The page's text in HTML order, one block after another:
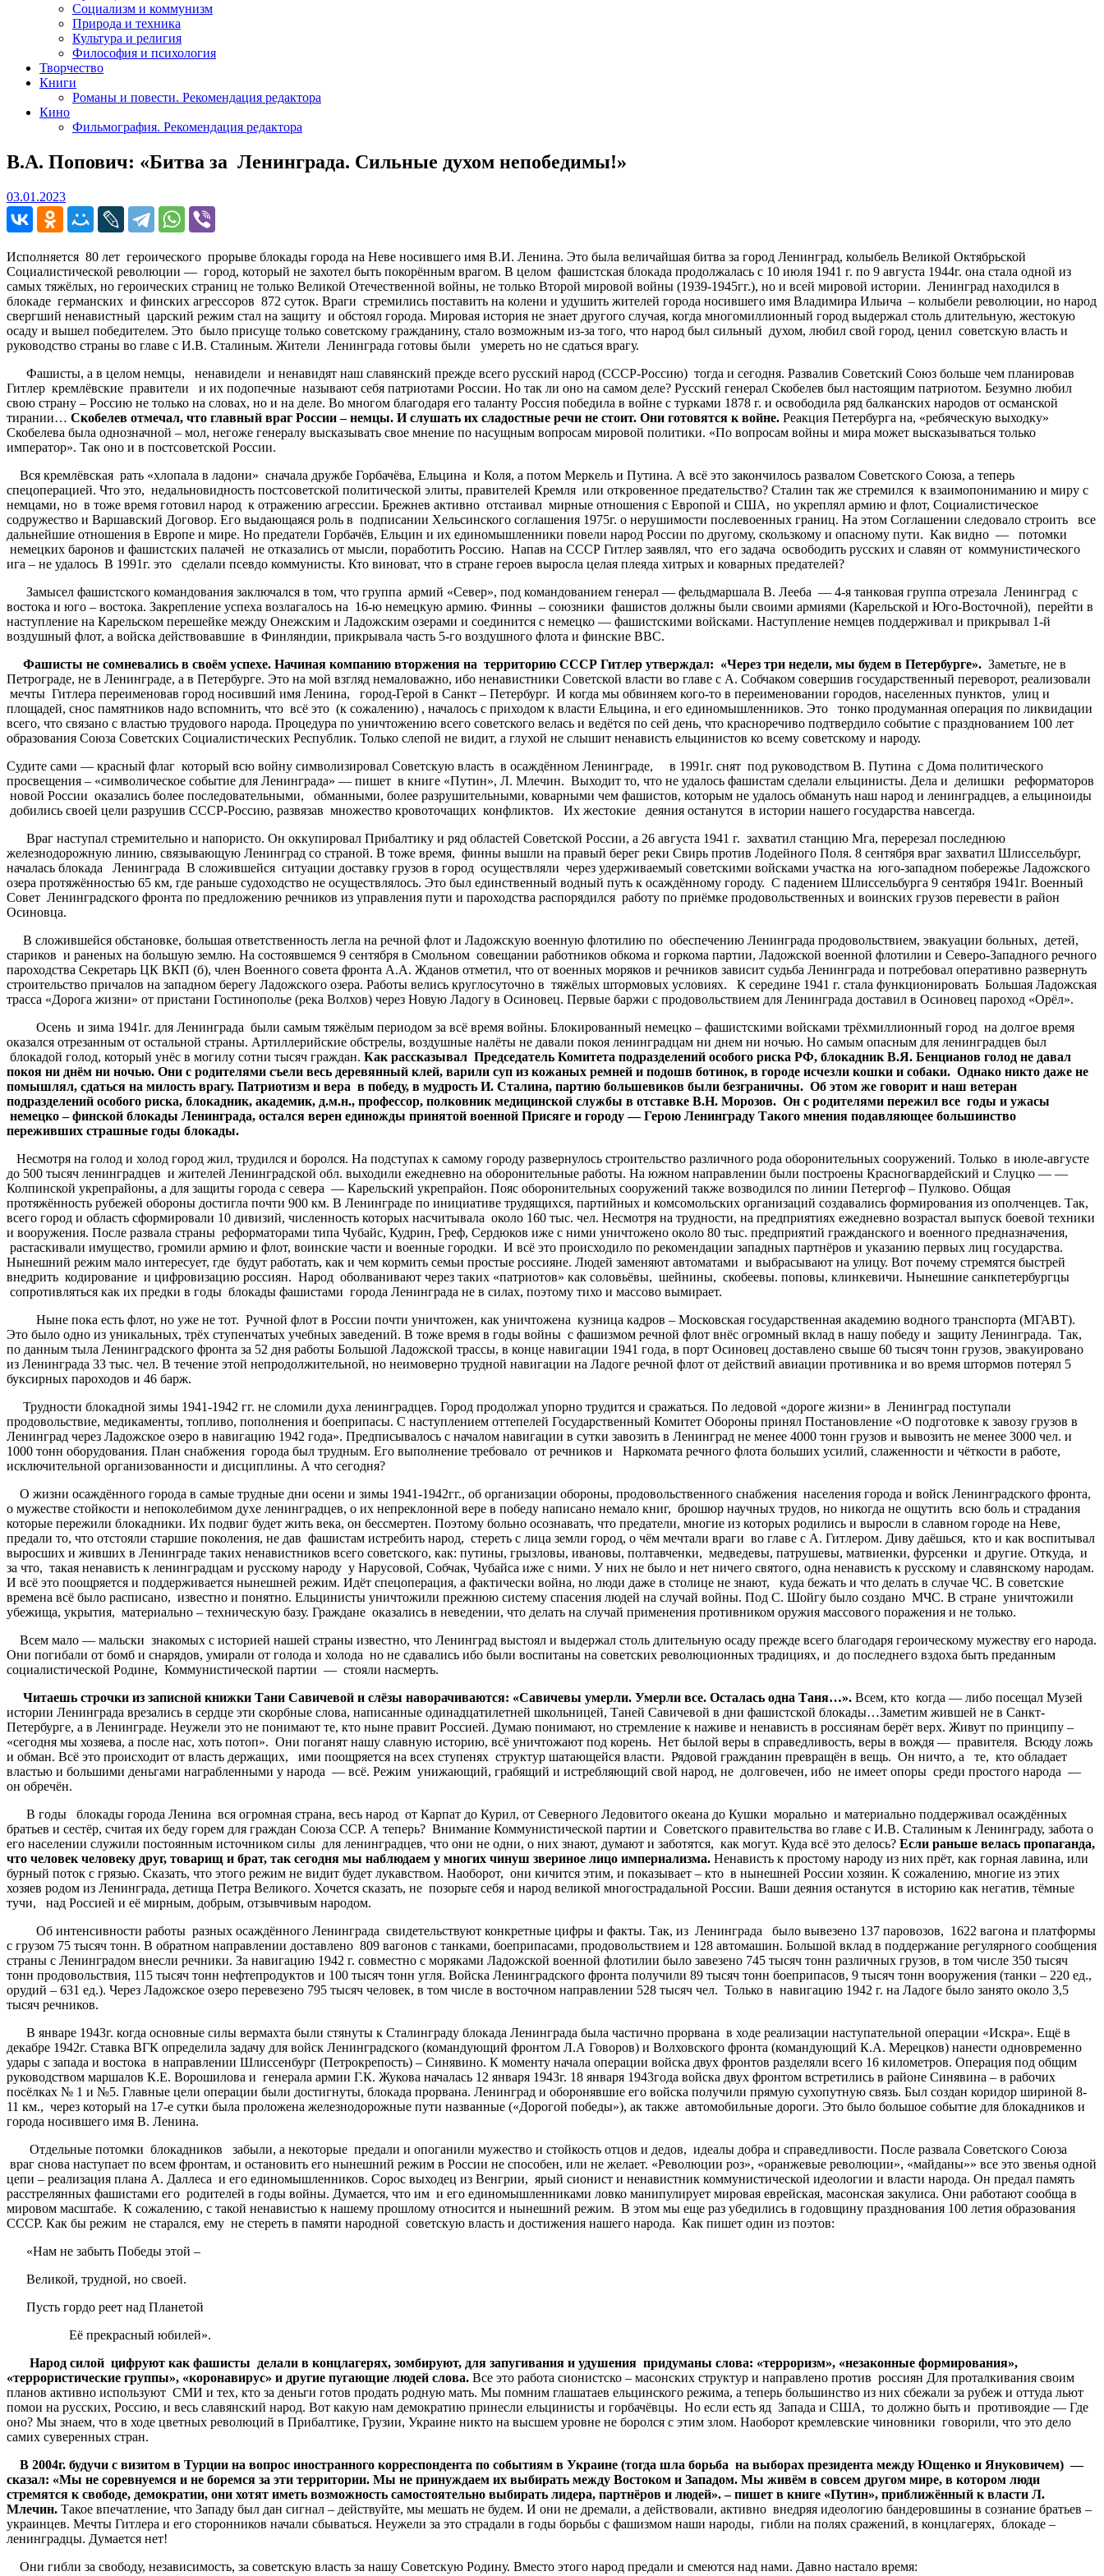
Социализм и коммунизм
Природа и техника
Культура и религия
Философия и психология
Творчество
Книги
Романы и повести. Рекомендация редактора
Кино
Фильмография. Рекомендация редактора
В.А. Попович: «Битва за Ленинграда. Сильные духом непобедимы!»
03.01.202303.01.2023
Исполняется 80 лет героического прорыве блокады города на Неве носившего имя В.И. Ленина. Это была величайшая битва за город Ленинград, колыбель Великой Октябрьской
Социалистической революции — город, который не захотел быть покорённым врагом. В целом фашистская блокада продолжалась с 10 июля 1941 г. по 9 августа 1944г. она стала одной из
самых тяжёлых, но героических страниц не только Великой Отечественной войны, не только Второй мировой войны (1939-1945гг.), но и всей мировой истории. Ленинград находился в
блокаде германских и финских агрессоров 872 суток. Враги стремились поставить на колени и удушить жителей города носившего имя Владимира Ильича – колыбели революции, но народ
свергший ненавистный царский режим стал на защиту и обстоял города. Мировая история не знает другого случая, когда многомиллионный город выдержал столь длительную, жестокую
осаду и вышел победителем. Это было присуще только советскому гражданину, стало возможным из-за того, что народ был сильный духом, любил свой город, ценил советскую власть и
руководство страны во главе с И.В. Сталиным. Жители Ленинграда готовы были умереть но не сдаться врагу.
Фашисты, а в целом немцы, ненавидели и ненавидят наш славянский прежде всего русский народ (СССР-Россию) тогда и сегодня. Развалив Советский Союз больше чем планировав
Гитлер кремлёвские правители и их подопечные называют себя патриотами России. Но так ли оно на самом деле? Русский генерал Скобелев был настоящим патриотом. Безумно любил
свою страну – Россию не только на словах, но и на деле. Во многом благодаря его таланту Россия победила в войне с турками 1878 г. и освободила ряд балканских народов от османской
тирании… Скобелев отмечал, что главный враг России – немцы. И слушать их сладостные речи не стоит. Они готовятся к войне. Реакция Петербурга на, «ребяческую выходку»
Скобелева была однозначной – мол, негоже генералу высказывать свое мнение по насущным вопросам мировой политики. «По вопросам войны и мира может высказываться только
император». Так оно и в постсоветской России.
Вся кремлёвская рать «хлопала в ладони» сначала дружбе Горбачёва, Ельцина и Коля, а потом Меркель и Путина. А всё это закончилось развалом Советского Союза, а теперь
спецоперацией. Что это, недальновидность постсоветской политической элиты, правителей Кремля или откровенное предательство? Сталин так же стремился к взаимопониманию и миру с
немцами, но в тоже время готовил народ к отражению агрессии. Брежнев активно отстаивал мирные отношения с Европой и США, но укреплял армию и флот, Социалистическое
содружество и Варшавский Договор. Его выдающаяся роль в подписании Хельсинского соглашения 1975г. о нерушимости послевоенных границ. На этом Соглашении следовало строить все
дальнейшие отношения в Европе и мире. Но предатели Горбачёв, Ельцин и их единомышленники повели народ России по другому, скользкому и опасному пути. Как видно — потомки
немецких баронов и фашистских палачей не отказались от мысли, поработить Россию. Напав на СССР Гитлер заявлял, что его задача освободить русских и славян от коммунистического
ига – не удалось В 1991г. это сделали псевдо коммунисты. Кто виноват, что в стране героев выросла целая плеяда хитрых и коварных предателей?
Замысел фашистского командования заключался в том, что группа армий «Север», под командованием генерал — фельдмаршала В. Лееба — 4-я танковая группа отрезала Ленинград с
востока и юго – востока. Закрепление успеха возлагалось на 16-ю немецкую армию. Финны – союзники фашистов должны были своими армиями (Карельской и Юго-Восточной), перейти в
наступление на Карельском перешейке между Онежским и Ладожским озерами и соединится с немецко — фашистскими войсками. Наступление немцев поддерживал и прикрывал 1-й
воздушный флот, а войска действовавшие в Финляндии, прикрывала часть 5-го воздушного флота и финские ВВС.
Фашисты не сомневались в своём успехе. Начиная компанию вторжения на территорию СССР Гитлер утверждал: «Через три недели, мы будем в Петербурге». Заметьте, не в
Петрограде, не в Ленинграде, а в Петербурге. Это на мой взгляд немаловажно, ибо ненавистники Советской власти во главе с А. Собчаком совершив государственный переворот, реализовали
мечты Гитлера переименовав город носивший имя Ленина, город-Герой в Санкт – Петербург. И когда мы обвиняем кого-то в переименовании городов, населенных пунктов, улиц и
площадей, снос памятников надо вспомнить, что всё это (к сожалению) , началось с приходом к власти Ельцина, и его единомышленников. Это тонко продуманная операция по ликвидации
всего, что связано с властью трудового народа. Процедура по уничтожению всего советского велась и ведётся по сей день, что красноречиво подтвердило событие с празднованием 100 лет
образования Союза Советских Социалистических Республик. Только слепой не видит, а глухой не слышит ненависть ельцинистов ко всему советскому и народу.
Судите сами — красный флаг который всю войну символизировал Советскую власть в осаждённом Ленинграде, в 1991г. снят под руководством В. Путина с Дома политического
просвещения – «символическое событие для Ленинграда» — пишет в книге «Путин», Л. Млечин. Выходит то, что не удалось фашистам сделали ельцинисты. Дела и делишки реформаторов
новой России оказались более последовательными, обманными, более разрушительными, коварными чем фашистов, которым не удалось обмануть наш народ и ленинградцев, а ельциноиды
добились своей цели разрушив СССР-Россию, развязав множество кровоточащих конфликтов. Их жестокие деяния останутся в истории нашего государства навсегда.
Враг наступал стремительно и напористо. Он оккупировал Прибалтику и ряд областей Советской России, а 26 августа 1941 г. захватил станцию Мга, перерезал последнюю
железнодорожную линию, связывающую Ленинград со страной. В тоже время, финны вышли на правый берег реки Свирь против Лодейного Поля. 8 сентября враг захватил Шлиссельбург,
началась блокада Ленинграда В сложившейся ситуации доставку грузов в город осуществляли через удерживаемый советскими войсками участка на юго-западном побережье Ладожского
озера протяжённостью 65 км, где раньше судоходство не осуществлялось. Это был единственный водный путь к осаждённому городу. С падением Шлиссельбурга 9 сентября 1941г. Военный
Совет Ленинградского фронта по предложению речников из управления пути и пароходства распорядился работу по приёмке продовольственных и воинских грузов перевести в район
Осиновца.
В сложившейся обстановке, большая ответственность легла на речной флот и Ладожскую военную флотилию по обеспечению Ленинграда продовольствием, эвакуации больных, детей,
стариков и раненых на большую землю. На состоявшемся 9 сентября в Смольном совещании работников обкома и горкома партии, Ладожской военной флотилии и Северо-Западного речного
пароходства Секретарь ЦК ВКП (б), член Военного совета фронта А.А. Жданов отметил, что от военных моряков и речников зависит судьба Ленинграда и потребовал оперативно развернуть
строительство причалов на западном берегу Ладожского озера. Работы велись круглосуточно в тяжёлых штормовых условиях. К середине 1941 г. стала функционировать Большая Ладожская
трасса «Дорога жизни» от пристани Гостинополье (река Волхов) через Новую Ладогу в Осиновец. Первые баржи с продовольствием для Ленинграда доставил в Осиновец пароход «Орёл».
Осень и зима 1941г. для Ленинграда были самым тяжёлым периодом за всё время войны. Блокированный немецко – фашистскими войсками трёхмиллионный город на долгое время
оказался отрезанным от остальной страны. Артиллерийские обстрелы, воздушные налёты не давали покоя ленинградцам ни днем ни ночью. Но самым опасным для ленинградцев был
блокадой голод, который унёс в могилу сотни тысяч граждан. Как рассказывал Председатель Комитета подразделений особого риска РФ, блокадник В.Я. Бенцианов голод не давал
покоя ни днём ни ночью. Они с родителями съели весь деревянный клей, варили суп из кожаных ремней и подошв ботинок, в городе исчезли кошки и собаки. Однако никто даже не
помышлял, сдаться на милость врагу. Патриотизм и вера в победу, в мудрость И. Сталина, партию большевиков были безграничны. Об этом же говорит и наш ветеран
подразделений особого риска, блокадник, академик, д.м.н., профессор, полковник медицинской службы в отставке В.Н. Морозов. Он с родителями пережил все годы и ужасы
немецко – финской блокады Ленинграда, остался верен единожды принятой военной Присяге и городу — Герою Ленинграду Такого мнения подавляющее большинство
переживших страшные годы блокады.
Несмотря на голод и холод город жил, трудился и боролся. На подступах к самому городу развернулось строительство различного рода оборонительных сооружений. Только в июле-августе
до 500 тысяч ленинградцев и жителей Ленинградской обл. выходили ежедневно на оборонительные работы. На южном направлении были построены Красногвардейский и Слуцко — —
Колпинской укрепрайоны, а для защиты города с севера — Карельский укрепрайон. Пояс оборонительных сооружений также возводился по линии Петергоф – Пулково. Общая
протяжённость рубежей обороны достигла почти 900 км. В Ленинграде по инициативе трудящихся, партийных и комсомольских организаций создавались формирования из ополченцев. Так,
всего город и область сформировали 10 дивизий, численность которых насчитывала около 160 тыс. чел. Несмотря на трудности, на предприятиях ежедневно возрастал выпуск боевой техники
и вооружения. После развала страны реформаторами типа Чубайс, Кудрин, Греф, Сердюков иже с ними уничтожено около 80 тыс. предприятий гражданского и военного предназначения,
растаскивали имущество, громили армию и флот, воинские части и военные городки. И всё это происходило по рекомендации западных партнёров и указанию первых лиц государства.
Нынешний режим мало интересует, где будут работать, как и чем кормить семьи простые россияне. Людей заменяют автоматами и выбрасывают на улицу. Вот почему стремятся быстрей
внедрить кодирование и цифровизацию россиян. Народ оболванивают через таких «патриотов» как соловьёвы, шейнины, скобеевы. поповы, клинкевичи. Нынешние санкпетербургцы
сопротивляться как их предки в годы блокады фашистами города Ленинграда не в силах, поэтому тихо и массово вымирает.
Ныне пока есть флот, но уже не тот. Ручной флот в России почти уничтожен, как уничтожена кузница кадров – Московская государственная академию водного транспорта (МГАВТ).
Это было одно из уникальных, трёх ступенчатых учебных заведений. В тоже время в годы войны с фашизмом речной флот внёс огромный вклад в нашу победу и защиту Ленинграда. Так,
по данным тыла Ленинградского фронта за 52 дня работы Большой Ладожской трассы, в конце навигации 1941 года, в порт Осиновец доставлено свыше 60 тысяч тонн грузов, эвакуировано
из Ленинграда 33 тыс. чел. В течение этой непродолжительной, но неимоверно трудной навигации на Ладоге речной флот от действий авиации противника и во время штормов потерял 5
буксирных пароходов и 46 барж.
Трудности блокадной зимы 1941-1942 гг. не сломили духа ленинградцев. Город продолжал упорно трудится и сражаться. По ледовой «дороге жизни» в Ленинград поступали
продовольствие, медикаменты, топливо, пополнения и боеприпасы. С наступлением оттепелей Государственный Комитет Обороны принял Постановление «О подготовке к завозу грузов в
Ленинград через Ладожское озеро в навигацию 1942 года». Предписывалось с началом навигации в сутки завозить в Ленинград не менее 4000 тонн грузов и вывозить не менее 3000 чел. и
1000 тонн оборудования. План снабжения города был трудным. Его выполнение требовало от речников и Наркомата речного флота больших усилий, слаженности и чёткости в работе,
исключительной организованности и дисциплины. А что сегодня?
О жизни осаждённого города в самые трудные дни осени и зимы 1941-1942гг., об организации обороны, продовольственного снабжения населения города и войск Ленинградского фронта,
о мужестве стойкости и непоколебимом духе ленинградцев, о их непреклонной вере в победу написано немало книг, брошюр научных трудов, но никогда не ощутить всю боль и страдания
которые пережили блокадники. Их подвиг будет жить века, он бессмертен. Поэтому больно осознавать, что предатели, многие из которых родились и выросли в славном городе на Неве,
предали то, что отстояли старшие поколения, не дав фашистам истребить народ, стереть с лица земли город, о чём мечтали враги во главе с А. Гитлером. Диву даёшься, кто и как воспитывал
выросших и живших в Ленинграде таких ненавистников всего советского, как: путины, грызловы, ивановы, полтавченки, медведевы, патрушевы, матвиенки, фурсенки и другие. Откуда, и
за что, такая ненависть к ленинградцам и русскому народу у Нарусовой, Собчак, Чубайса иже с ними. У них не было и нет ничего святого, одна ненависть к русскому и славянскому народам.
И всё это поощряется и поддерживается нынешней режим. Идёт спецоперация, а фактически война, но люди даже в столице не знают, куда бежать и что делать в случае ЧС. В советские
времена всё было расписано, известно и понятно. Ельцинисты уничтожили прежнюю систему спасения людей на случай войны. Под С. Шойгу было создано МЧС. В стране уничтожили
убежища, укрытия, материально – техническую базу. Граждане оказались в неведении, что делать на случай применения противником оружия массового поражения и не только.
Всем мало — мальски знакомых с историей нашей страны известно, что Ленинград выстоял и выдержал столь длительную осаду прежде всего благодаря героическому мужеству его народа.
Они погибали от бомб и снарядов, умирали от голода и холода но не сдавались ибо были воспитаны на советских революционных традициях, и до последнего вздоха быть преданным
социалистической Родине, Коммунистической партии — стояли насмерть.
Читаешь строчки из записной книжки Тани Савичевой и слёзы наворачиваются: «Савичевы умерли. Умерли все. Осталась одна Таня…». Всем, кто когда — либо посещал Музей
истории Ленинграда врезались в сердце эти скорбные слова, написанные одинадцатилетней школьницей, Таней Савичевой в дни фашистской блокады…Заметим жившей не в Санкт-
Петербурге, а в Ленинграде. Неужели это не понимают те, кто ныне правит Россией. Думаю понимают, но стремление к наживе и ненависть в россиянам берёт верх. Живут по принципу –
«сегодня мы хозяева, а после нас, хоть потоп». Они поганят нашу славную историю, всё уничтожают под корень. Нет былой веры в справедливость, веры в вождя — правителя. Всюду ложь
и обман. Всё это происходит от власть держащих, ими поощряется на всех ступенях структур шатающейся власти. Рядовой гражданин превращён в вещь. Он ничто, а те, кто обладает
властью и большими деньгами награбленными у народа — всё. Режим унижающий, грабящий и истребляющий свой народ, не долговечен, ибо не имеет опоры среди простого народа —
он обречён.
В годы блокады города Ленина вся огромная страна, весь народ от Карпат до Курил, от Северного Ледовитого океана до Кушки морально и материально поддерживал осаждённых
братьев и сестёр, считая их беду горем для граждан Союза ССР. А теперь? Внимание Коммунистической партии и Советского правительства во главе с И.В. Сталиным к Ленинграду, забота о
его населении служили постоянным источником силы для ленинградцев, что они не одни, о них знают, думают и заботятся, как могут. Куда всё это делось? Если раньше велась пропаганда,
что человек человеку друг, товарищ и брат, так сегодня мы наблюдаем у многих чинуш звериное лицо империализма. Ненависть к простому народу из них прёт, как горная лавина, или
бурный поток с грязью. Сказать, что этого режим не видит будет лукавством. Наоборот, они кичится этим, и показывает – кто в нынешней России хозяин. К сожалению, многие из этих
хозяев родом из Ленинграда, детища Петра Великого. Хочется сказать, не позорьте себя и народ великой многострадальной России. Ваши деяния останутся в историю как негатив, тёмные
тучи, над Россией и её мирным, добрым, отзывчивым народом.
Об интенсивности работы разных осаждённого Ленинграда свидетельствуют конкретные цифры и факты. Так, из Ленинграда было вывезено 137 паровозов, 1622 вагона и платформы
с грузом 75 тысяч тонн. В обратном направлении доставлено 809 вагонов с танками, боеприпасами, продовольствием и 128 автомашин. Большой вклад в поддержание регулярного сообщения
страны с Ленинградом внесли речники. За навигацию 1942 г. совместно с моряками Ладожской военной флотилии было завезено 745 тысяч тонн различных грузов, в том числе 350 тысяч
тонн продовольствия, 115 тысяч тонн нефтепродуктов и 100 тысяч тонн угля. Войска Ленинградского фронта получили 89 тысяч тонн боеприпасов, 9 тысяч тонн вооружения (танки – 220 ед.,
орудий – 631 ед.). Через Ладожское озеро перевезено 795 тысяч человек, в том числе в восточном направлении 528 тысяч чел. Только в навигацию 1942 г. на Ладоге было занято около 3,5
тысяч речников.
В январе 1943г. когда основные силы вермахта были стянуты к Сталинграду блокада Ленинграда была частично прорвана в ходе реализации наступательной операции «Искра». Ещё в
декабре 1942г. Ставка ВГК определила задачу для войск Ленинградского (командующий фронтом Л.А Говоров) и Волховского фронта (командующий К.А. Мерецков) нанести одновременно
удары с запада и востока в направлении Шлиссенбург (Петрокрепость) – Синявино. К моменту начала операции войска двух фронтов разделяли всего 16 километров. Операция под общим
руководством маршалов К.Е. Ворошилова и генерала армии Г.К. Жукова началась 12 января 1943г. 18 января 1943года войска двух фронтом встретились в районе Синявина – в рабочих
посёлках № 1 и №5. Главные цели операции были достигнуты, блокада прорвана. Ленинград и оборонявшие его войска получили прямую сухопутную связь. Был создан коридор шириной 8-
11 км., через который на 17-е сутки была проложена железнодорожные пути названные («Дорогой победы»), ак также автомобильные дороги. Это было большое событие для блокадников и
города носившего имя В. Ленина.
Отдельные потомки блокадников забыли, а некоторые предали и опоганили мужество и стойкость отцов и дедов, идеалы добра и справедливости. После развала Советского Союза
враг снова наступает по всем фронтам, и остановить его нынешний режим в России не способен, или не желает. «Революции роз», «оранжевые революции», «майданы»» все это звенья одной
цепи – реализация плана А. Даллеса и его единомышленников. Сорос выходец из Венгрии, ярый сионист и ненавистник коммунистической идеологии и власти народа. Он предал память
расстрелянных фашистами его родителей в годы войны. Думается, что им и его единомышленниками ловко манипулирует мировая еврейская, масонская закулиса. Они работают сообща в
мировом масштабе. К сожалению, с такой ненавистью к нашему прошлому относится и нынешний режим. В этом мы еще раз убедились в годовщину празднования 100 летия образования
СССР. Как бы режим не старался, ему не стереть в памяти народной советскую власть и достижения нашего народа. Как пишет один из поэтов:
«Нам не забыть Победы этой –
Великой, трудной, но своей.
Пусть гордо реет над Планетой
Её прекрасный юбилей».
Народ силой цифруют как фашисты делали в концлагерях, зомбируют, для запугивания и удушения придуманы слова: «терроризм», «незаконные формирования»,
«террористические группы», «коронавирус» и другие пугающие людей слова. Все это работа сионистско – масонских структур и направлено против россиян Для проталкивания своим
планов активно используют СМИ и тех, кто за деньги готов продать родную мать. Мы помним глашатаев ельцинского режима, а теперь большинство из них сбежали за рубеж и оттуда льют
помои на русских, Россию, и весь славянский народ. Вот какую нам демократию принесли ельцинисты и горбачёвцы. Но если есть яд Запада и США, то должно быть и противоядие — Где
оно? Мы знаем, что в ходе цветных революций в Прибалтике, Грузии, Украине никто на высшем уровне не боролся с этим злом. Наоборот кремлевские чиновники говорили, что это дело
самих суверенных стран.
В 2004г. будучи с визитом в Турции на вопрос иностранного корреспондента по событиям в Украине (тогда шла борьба на выборах президента между Ющенко и Януковичем) —
сказал: «Мы не соревнуемся и не боремся за эти территории. Мы не принуждаем их выбирать между Востоком и Западом. Мы живём в совсем другом мире, в котором люди
стремятся к свободе, демократии, они хотят иметь возможность самостоятельно выбирать лидера, партнёров и людей». – пишет в книге «Путин», приближённый к власти Л.
Млечин. Такое впечатление, что Западу был дан сигнал – действуйте, мы мешать не будем. И они не дремали, а действовали, активно внедряя идеологию бандеровшины в сознание братьев –
украинцев. Мечты Гитлера и его сторонников начали сбываться. Неужели за это страдали в годы борьбы с фашизмом наши народы, гибли на полях сражений, в концлагерях, блокаде –
ленинградцы. Думается нет!
Они гибли за свободу, независимость, за советскую власть за нашу Советскую Родину. Вместо этого народ предали и смеются над нами. Давно настало время: